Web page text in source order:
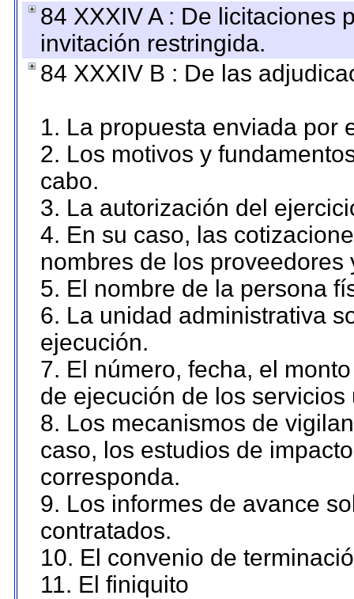
84 XXXIV A : De licitaciones
invitación restringida.
84 XXXIV B : De las
1. La propuesta enviada por
2. Los motivos y
cabo.
3. La autorización del
4. En su caso, las
nombres de los proveedores
5. El nombre de la persona
6. La unidad administrativa
ejecución.
7. El número, fecha, el
de ejecución de los servicios
8. Los mecanismos de
caso, los estudios de
corresponda.
9. Los informes de avance
contratados.
10. El convenio de
11. El finiquito